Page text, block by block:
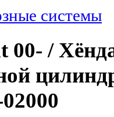
системы
00- /